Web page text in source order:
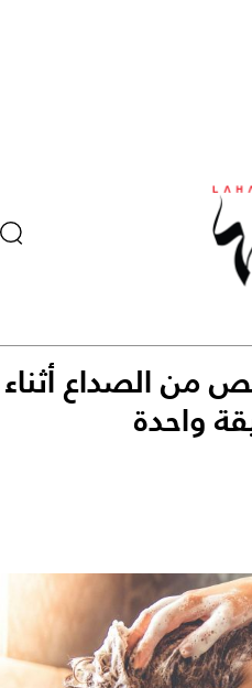
من الصداع أثناء
واحدة